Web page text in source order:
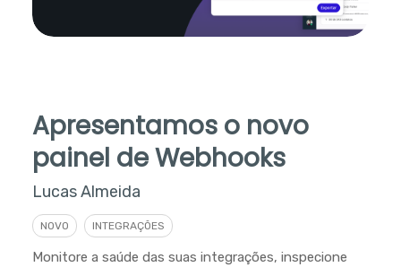
Apresentamos o novo
painel de Webhooks
Lucas Almeida
NOVO INTEGRAÇÕES
Monitore a saúde das suas integrações, inspecione